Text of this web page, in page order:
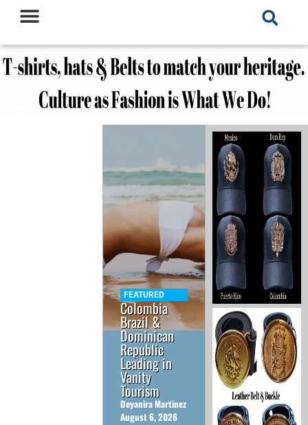
FEATURED
Colombia
Brazil &
Dominican
Republic
Leading in
Vanity
Tourism
Deyanira Martinez
August 6, 2026